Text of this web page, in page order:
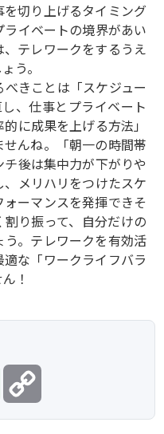
切り上げるタイミング
イベートの境界があい
テレワークをするうえ
う。
きことは「スケジュー
、仕事とプライベート
に成果を上げる方法」
んね。「朝一の時間帯
後は集中力が下がりや
メリハリをつけたスケ
ーマンスを発揮できそ
り振って、自分だけの
。テレワークを有効活
な「ワークライフバラ
！
Line